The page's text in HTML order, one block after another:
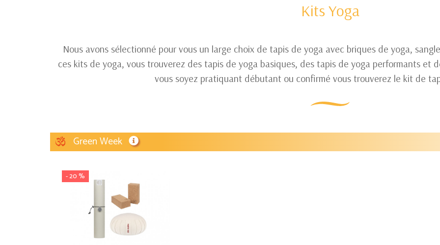
Kits Yoga
Nous avons sélectionné pour vous un large choix de tapis de yoga avec briques de yoga,
ces kits de yoga, vous trouverez des tapis de yoga basiques, des tapis de yoga performants et
vous soyez pratiquant débutant ou confirmé vous trouverez le kit de
Green Week
- 20 %